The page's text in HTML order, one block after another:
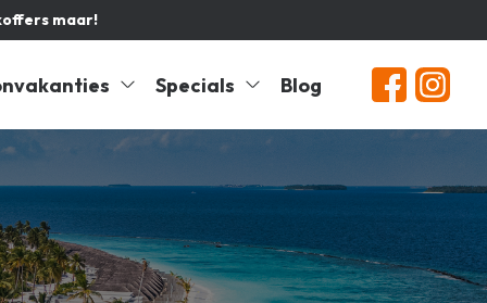
maar!
Specials Blog